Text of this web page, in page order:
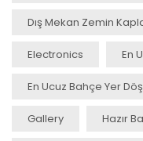
Dış Mekan Zemin
Electronics En
En Ucuz Bahçe Yer
Gallery Hazır